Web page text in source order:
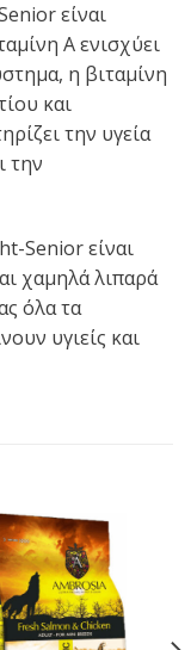
είναι
Α ενισχύει
η βιταμίνη
και
την υγεία
την
Senior είναι
χαμηλά λιπαρά
όλα τα
υγιείς και